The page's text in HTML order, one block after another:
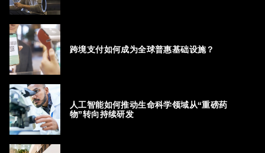
跨境支付如何成为全球普惠基础设施？
人工智能如何推动生命科学领域从“重磅药
物”转向持续研发